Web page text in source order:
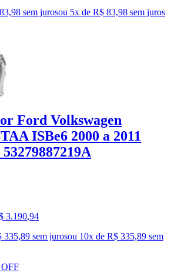
sem jurosou 5x de R$ 83,98 sem juros
Ford Volkswagen
ISBe6 2000 a 2011
3.190,94
335,89 sem jurosou 10x de R$ 335,89 sem